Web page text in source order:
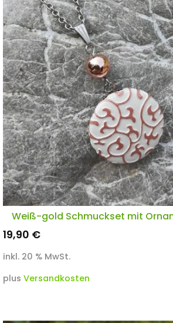
Weiß-gold Schmuckset mit
19,90 €
inkl. 20 % MwSt.
plus Versandkosten